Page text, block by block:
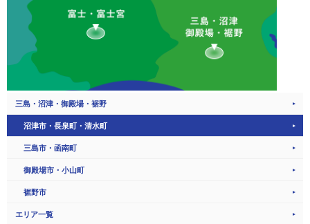
三島・沼津・御殿場・裾野
沼津市・長泉町・清水町
三島市・函南町
御殿場市・小山町
裾野市
エリア一覧